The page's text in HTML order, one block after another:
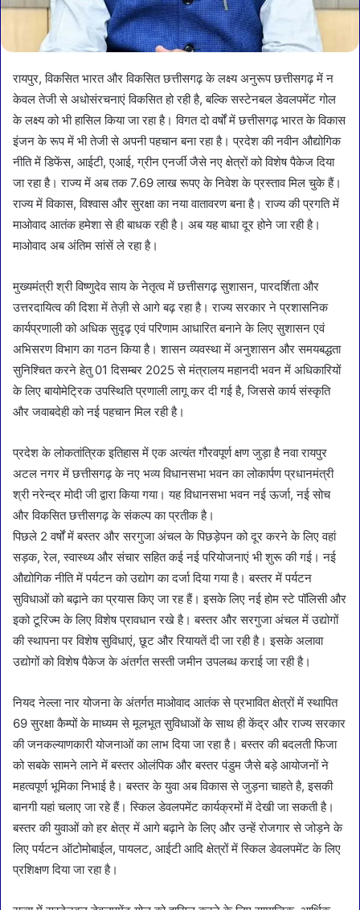
रायपुर, विकसित भारत और विकसित छत्तीसगढ़ के लक्ष्य अनुरूप छत्तीसगढ़ में न
केवल तेजी से अधोसंरचनाएं विकसित हो रही है, बल्कि सस्टेनबल डेवलपमेंट गोल
के लक्ष्य को भी हासिल किया जा रहा है। विगत दो वर्षों में छत्तीसगढ़ भारत के विकास
इंजन के रूप में भी तेजी से अपनी पहचान बना रहा है। प्रदेश की नवीन औद्योगिक
नीति में डिफेंस, आईटी, एआई, ग्रीन एनर्जी जैसे नए क्षेत्रों को विशेष पैकेज दिया
जा रहा है। राज्य में अब तक 7.69 लाख रूपए के निवेश के प्रस्ताव मिल चुके हैं।
राज्य में विकास, विश्वास और सुरक्षा का नया वातावरण बना है। राज्य की प्रगति में
माओवाद आतंक हमेशा से ही बाधक रही है। अब यह बाधा दूर होने जा रही है।
माओवाद अब अंतिम सांसें ले रहा है।
मुख्यमंत्री श्री विष्णुदेव साय के नेतृत्व में छत्तीसगढ़ सुशासन, पारदर्शिता और
उत्तरदायित्व की दिशा में तेज़ी से आगे बढ़ रहा है। राज्य सरकार ने प्रशासनिक
कार्यप्रणाली को अधिक सुदृढ़ एवं परिणाम आधारित बनाने के लिए सुशासन एवं
अभिसरण विभाग का गठन किया है। शासन व्यवस्था में अनुशासन और समयबद्धता
सुनिश्चित करने हेतु 01 दिसम्बर 2025 से मंत्रालय महानदी भवन में अधिकारियों
के लिए बायोमेट्रिक उपस्थिति प्रणाली लागू कर दी गई है, जिससे कार्य संस्कृति
और जवाबदेही को नई पहचान मिल रही है।
प्रदेश के लोकतांत्रिक इतिहास में एक अत्यंत गौरवपूर्ण क्षण जुड़ा है नवा रायपुर
अटल नगर में छत्तीसगढ़ के नए भव्य विधानसभा भवन का लोकार्पण प्रधानमंत्री
श्री नरेन्द्र मोदी जी द्वारा किया गया। यह विधानसभा भवन नई ऊर्जा, नई सोच
और विकसित छत्तीसगढ़ के संकल्प का प्रतीक है।
पिछले 2 वर्षों में बस्तर और सरगुजा अंचल के पिछड़ेपन को दूर करने के लिए वहां
सड़क, रेल, स्वास्थ्य और संचार सहित कई नई परियोजनाएं भी शुरू की गई। नई
औद्योगिक नीति में पर्यटन को उद्योग का दर्जा दिया गया है। बस्तर में पर्यटन
सुविधाओं को बढ़ाने का प्रयास किए जा रह हैं। इसके लिए नई होम स्टे पॉलिसी और
इको टूरिज्म के लिए विशेष प्रावधान रखे है। बस्तर और सरगुजा अंचल में उद्योगों
की स्थापना पर विशेष सुविधाएं, छूट और रियायतें दी जा रही है। इसके अलावा
उद्योगों को विशेष पैकेज के अंतर्गत सस्ती जमीन उपलब्ध कराई जा रही है।
नियद नेल्ला नार योजना के अंतर्गत माओवाद आतंक से प्रभावित क्षेत्रों में स्थापित
69 सुरक्षा कैम्पों के माध्यम से मूलभूत सुविधाओं के साथ ही केंद्र और राज्य सरकार
की जनकल्याणकारी योजनाओं का लाभ दिया जा रहा है। बस्तर की बदलती फिजा
को सबके सामने लाने में बस्तर ओलंपिक और बस्तर पंडुम जैसे बड़े आयोजनों ने
महत्वपूर्ण भूमिका निभाई है। बस्तर के युवा अब विकास से जुड़ना चाहते है, इसकी
बानगी यहां चलाए जा रहे हैं। स्किल डेवलपमेंट कार्यक्रमों में देखी जा सकती है।
बस्तर की युवाओं को हर क्षेत्र में आगे बढ़ाने के लिए और उन्हें रोजगार से जोड़ने के
लिए पर्यटन ऑटोमोबाईल, पायलट, आईटी आदि क्षेत्रों में स्किल डेवलपमेंट के लिए
प्रशिक्षण दिया जा रहा है।